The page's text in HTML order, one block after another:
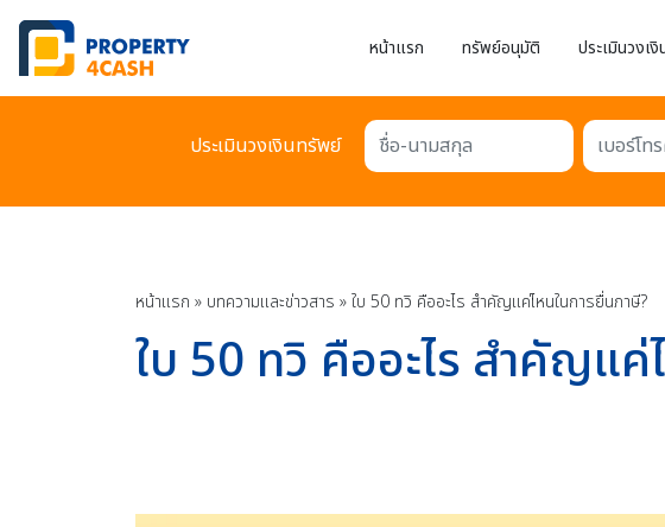
หน้าแรก ทรัพย์อนุมัติ ประเมินวงเ
ประเมินวงเงินทรัพย์ ชื่อ-นามสกุล เบอร์โทร
หน้าแรก » บทความเเละข่าวสาร »ใบ 50 ทวิ คืออะไร สำคัญแค่ไหนในการยื่นภาษี?
ใบ 50 ทวิ คืออะไร สำคัญแ